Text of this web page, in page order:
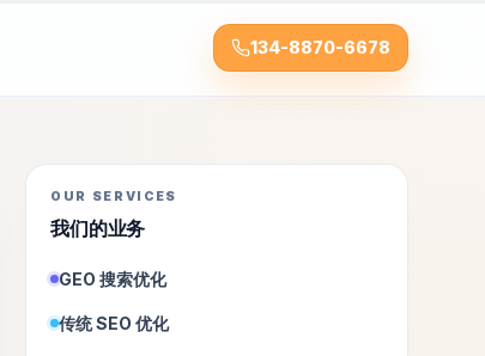
134-8870-6678
OUR SERVICES
我们的业务
GEO 搜索优化
传统 SEO 优化